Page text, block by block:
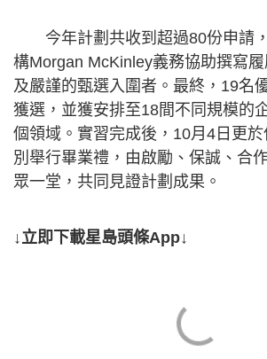
今年計劃共收到超過80份申請
構Morgan McKinley義務協助撰寫
及嚴謹的甄選入圍者。最終，19名
獲選，並獲安排至18間不同規模的
個領域。實習完成後，10月4日更
別舉行畢業禮，由啟勵、保誠、合
眾一堂，共同見證計劃成果。
↓立即下載星島頭條App↓